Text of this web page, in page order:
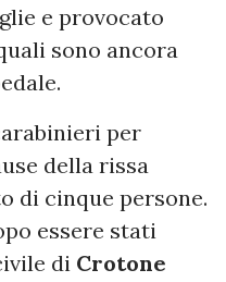
e provocato
sono ancora
per
della rissa
di cinque persone.
essere stati
di Crotone